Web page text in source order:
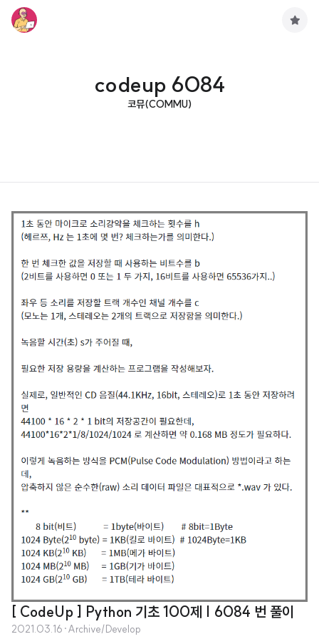
codeup 6084
코뮤(COMMU)
[ CodeUp ] Python 기초 100제 | 6084 번 풀이
2021.03.16 ·Archive/Develop
구